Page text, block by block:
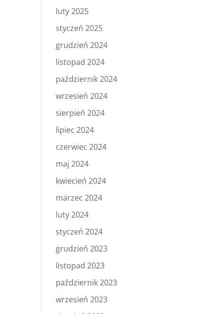
luty 2025
styczeń 2025
grudzień 2024
listopad 2024
październik 2024
wrzesień 2024
sierpień 2024
lipiec 2024
czerwiec 2024
maj 2024
kwiecień 2024
marzec 2024
luty 2024
styczeń 2024
grudzień 2023
listopad 2023
październik 2023
wrzesień 2023